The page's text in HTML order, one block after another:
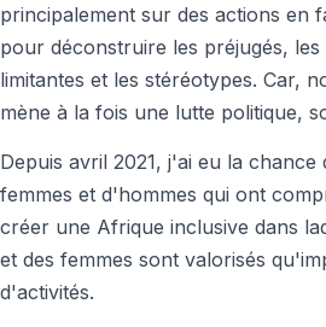
principalement sur des actions en
pour déconstruire les préjugés,
limitantes et les stéréotypes. Car,
mène à la fois une lutte politique,
Depuis avril 2021, j'ai eu la
femmes et d'hommes qui ont
créer une Afrique inclusive dans
et des femmes sont valorisés
d'activités.